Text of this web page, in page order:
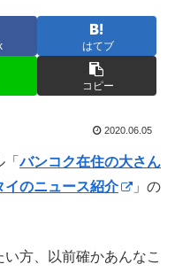
はてブ
コピー
2020.06.05
「バンコク在住の大さん
イのニュース紹介
」の
方、以前確かあんなこ